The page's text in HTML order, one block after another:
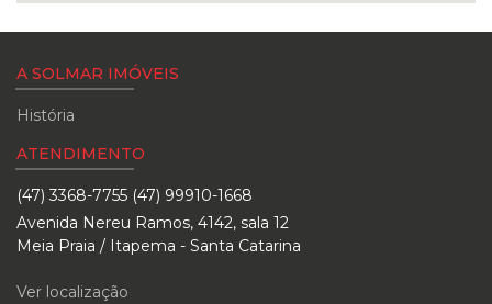
A SOLMAR IMÓVEIS
História
ATENDIMENTO
(47) 3368-7755 (47) 99910-1668
Avenida Nereu Ramos, 4142, sala 12
Meia Praia / Itapema - Santa Catarina
Ver localização